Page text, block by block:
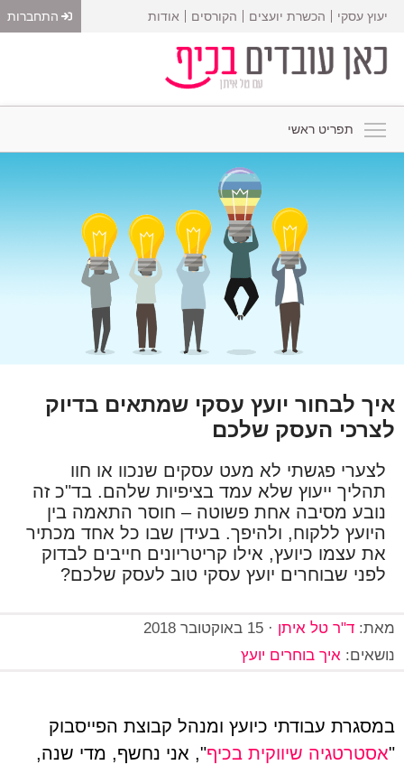
יעוץ עסקי הכשרת יועצים הקורסים אודות התחברות
תפריט ראשי
איך לבחור יועץ עסקי שמתאים בדיוק
לצרכי העסק שלכם
לצערי פגשתי לא מעט עסקים שנכוו או חוו
תהליך ייעוץ שלא עמד בציפיות שלהם. בד"כ זה
נובע מסיבה אחת פשוטה – חוסר התאמה בין
היועץ ללקוח, ולהיפך. בעידן שבו כל אחד מכתיר
את עצמו כיועץ, אילו קריטריונים חייבים לבדוק
לפני שבוחרים יועץ עסקי טוב לעסק שלכם?
מאת: ד"ר טל איתן· 15 באוקטובר 2018
נושאים: איך בוחרים יועץ
במסגרת עבודתי כיועץ ומנהל קבוצת הפייסבוק
"אסטרטגיה שיווקית בכיף", אני נחשף, מדי שנה,